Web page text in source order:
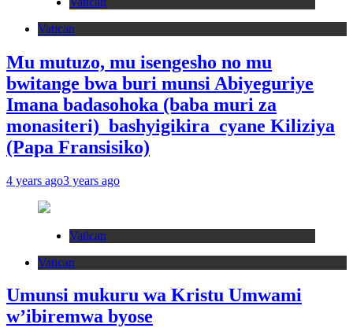
Vatican
Mu mutuzo, mu isengesho no mu
bwitange bwa buri munsi Abiyeguriye
Imana badasohoka (baba muri za
monasiteri) bashyigikira cyane Kiliziya
(Papa Fransisiko)
4 years ago3 years ago
Vatican
Vatican
Umunsi mukuru wa Kristu Umwami
w’ibiremwa byose